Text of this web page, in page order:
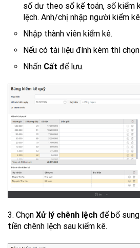
số dư theo sổ kế toán, số kiểm
lệch. Anh/chị nhập người kiểm
Nhập thành viên kiểm kê.
Nếu có tài liệu đính kèm thì chọn
Nhấn Cất để lưu.
3. Chọn Xử lý chênh lệch để bổ
tiền chênh lệch sau kiểm kê.